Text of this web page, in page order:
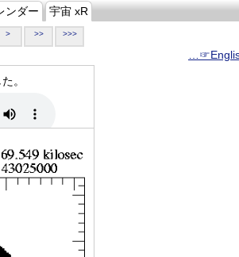
ンダー 宇宙 xR
> >> >>>
。